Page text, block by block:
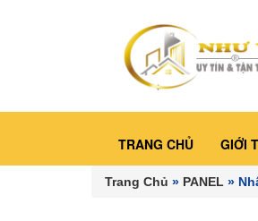
TRANG CHỦ GIỚI
Trang Chủ » PANEL »